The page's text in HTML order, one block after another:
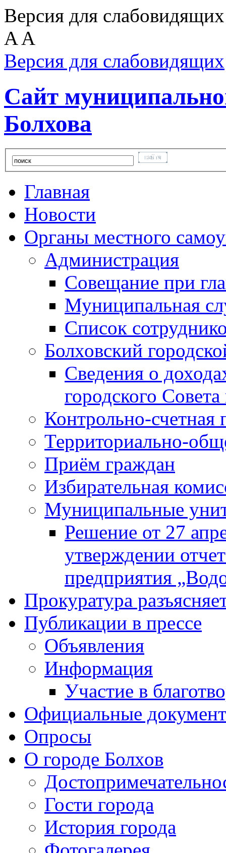
Версия для
A A
Версия для слабовидящих
Сайт
Болхова
Главная
Новости
Органы местного
Администрация
Совещание при
Муниципальная
Список
Болховский
Сведения о
городского
Контрольно-счетная
Территориально-
Приём граждан
Избирательная
Муниципальные
Решение от 27
утверждении
предприятия
Прокуратура
Публикации в прессе
Объявления
Информация
Участие в
Официальные
Опросы
О городе Болхов
Гости города
История города